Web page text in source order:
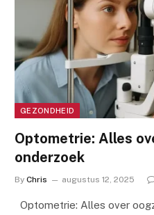
GEZONDHEID
Optometrie: Alles
onderzoek
By Chris augustus 12, 2025
Optometrie: Alles over